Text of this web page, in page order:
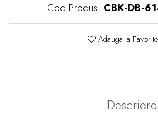
Cod Produs: CBK-DB-
Adauga la Favorite
Descriere